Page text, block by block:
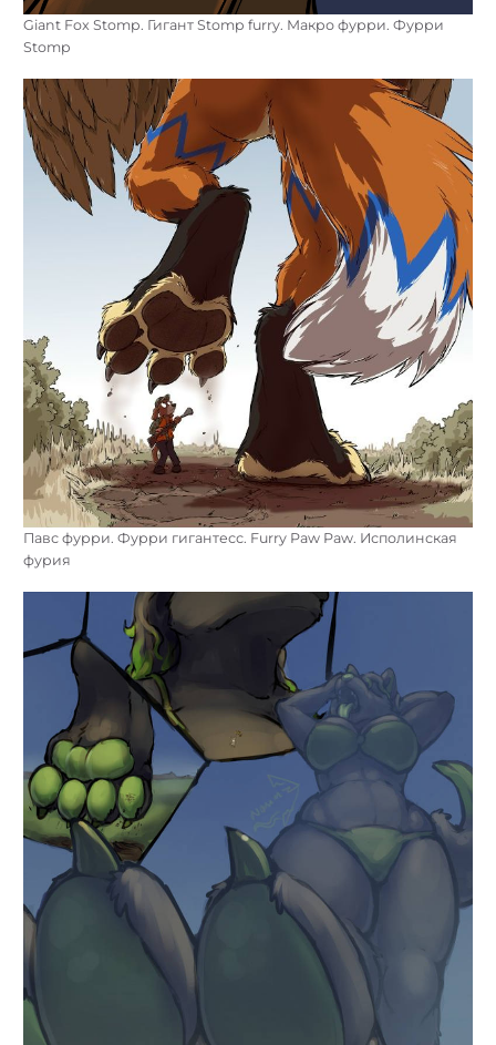
Giant Fox Stomp. Гигант Stomp furry. Макро фурри. Фурри
Stomp
Павс фурри. Фурри гигантесс. Furry Paw Paw. Исполинская
фурия